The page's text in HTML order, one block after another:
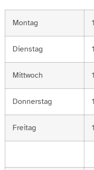
Montag
Dienstag
Mittwoch
Donnerstag
Freitag